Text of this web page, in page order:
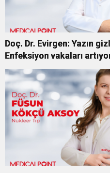
Doç. Dr. Evirgen: Yazın
Enfeksiyon vakaları